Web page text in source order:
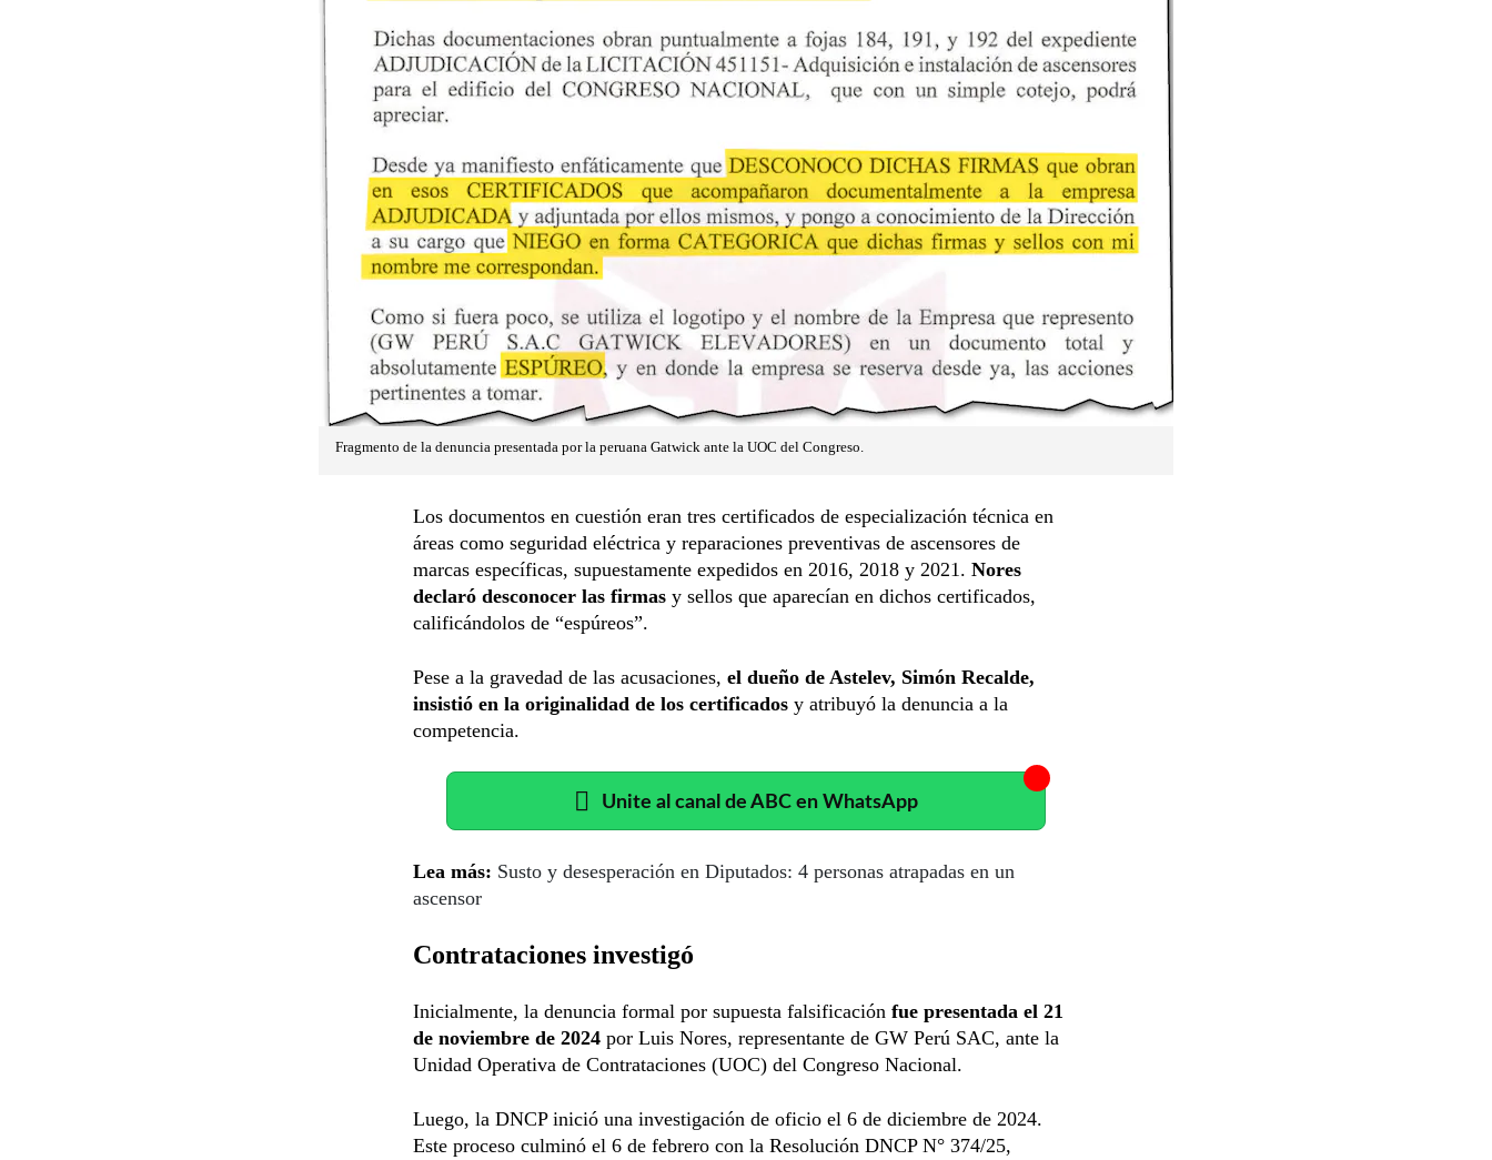
Fragmento de la denuncia presentada por la peruana Gatwick ante la UOC del Congreso.
Los documentos en cuestión eran tres certificados de especialización técnica en
áreas como seguridad eléctrica y reparaciones preventivas de ascensores de
marcas específicas, supuestamente expedidos en 2016, 2018 y 2021. Nores
declaró desconocer las firmas y sellos que aparecían en dichos certificados,
calificándolos de “espúreos”.
Pese a la gravedad de las acusaciones, el dueño de Astelev, Simón Recalde,
insistió en la originalidad de los certificados y atribuyó la denuncia a la
competencia.
Unite al canal de ABC en WhatsApp
Lea más: Susto y desesperación en Diputados: 4 personas atrapadas en un
ascensor
Contrataciones investigó
Inicialmente, la denuncia formal por supuesta falsificación fue presentada el 21
de noviembre de 2024 por Luis Nores, representante de GW Perú SAC, ante la
Unidad Operativa de Contrataciones (UOC) del Congreso Nacional.
Luego, la DNCP inició una investigación de oficio el 6 de diciembre de 2024.
Este proceso culminó el 6 de febrero con la Resolución DNCP N° 374/25,